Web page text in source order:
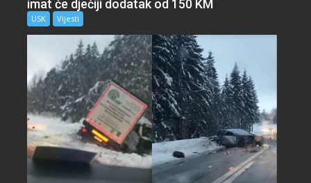
imat će dječiji dodatak od 150 KM
USK Vijesti